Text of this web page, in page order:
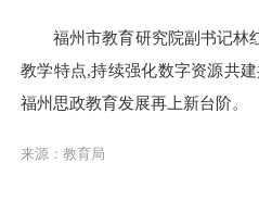
福州市教育研究院副书记林
教学特点,持续强化数字资源共
福州思政教育发展再上新台阶。
来源：教育局